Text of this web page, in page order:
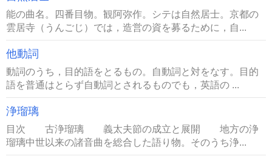
能の曲名。四番目物。観阿弥作。シテは自然居士。京都の
雲居寺（うんごじ）では，造営の資を募るために，自...
他動詞
動詞のうち，目的語をとるもの。自動詞と対をなす。目的
語を普通はとらず自動詞とされるものでも，英語の ...
浄瑠璃
目次 古浄瑠璃 義太夫節の成立と展開 地方の浄
瑠璃中世以来の諸音曲を総合した語り物。そのうち浄...